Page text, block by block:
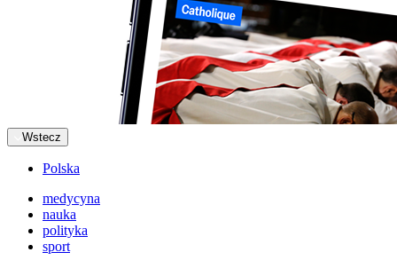
Wstecz
Polska
medycyna
nauka
polityka
sport